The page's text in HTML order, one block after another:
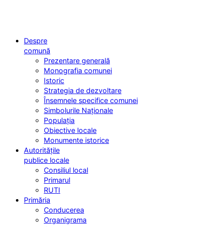
Despre
comună
Prezentare generală
Monografia comunei
Istoric
Strategia de dezvoltare
Însemnele specifice comunei
Simbolurile Naționale
Populația
Obiective locale
Monumente istorice
Autoritățile
publice locale
Consiliul local
Primarul
RUTI
Primăria
Conducerea
Organigrama